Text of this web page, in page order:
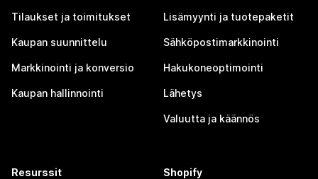
Tilaukset ja toimitukset
Kaupan suunnittelu
Markkinointi ja konversio
Kaupan hallinnointi
Lisämyynti ja tuotepaketit
Sähköpostimarkkinointi
Hakukoneoptimointi
Lähetys
Valuutta ja käännös
Resurssit Shopify